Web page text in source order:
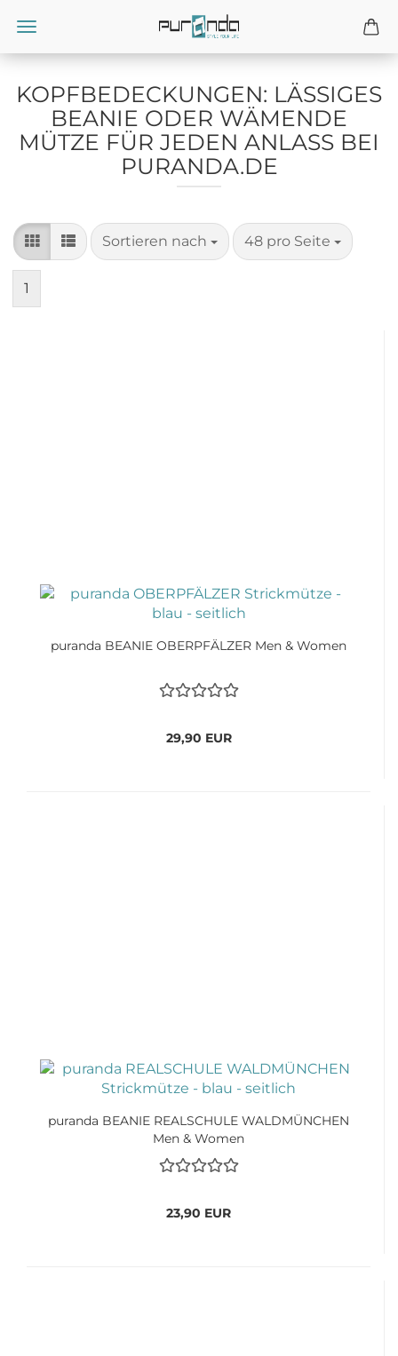
KOPFBEDECKUNGEN: LÄSSIGES
BEANIE ODER WÄMENDE
MÜTZE FÜR JEDEN ANLASS BEI
PURANDA.DE
Sortieren nach
Sortieren nach 48 pro Seite
pro Seite
1
puranda BEANIE OBERPFÄLZER Men & Women
29,90 EUR
puranda BEANIE REALSCHULE WALDMÜNCHEN
Men & Women
23,90 EUR